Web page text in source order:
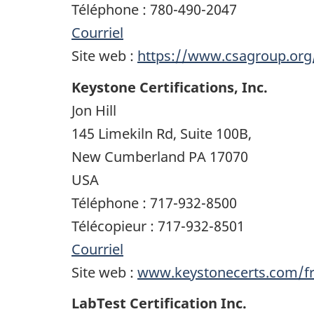
Téléphone : 780-490-2047
Courriel
Site web : https://
Keystone Certifications, Inc.
Jon Hill
145 Limekiln Rd, Suite 100B,
New Cumberland PA 17070
USA
Téléphone : 717-932-8500
Télécopieur : 717-932-8501
Courriel
Site web : www.keystonecerts.com/fr
LabTest Certification Inc.